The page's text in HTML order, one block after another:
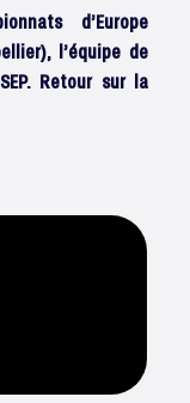
d’Europe
l’équipe de
Retour sur la